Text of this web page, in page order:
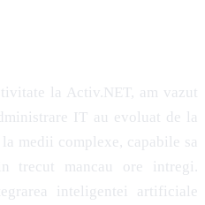
la Activ.NET, am vazut
IT au evoluat de la
medii complexe, capabile sa
trecut mancau ore intregi.
inteligentei artificiale